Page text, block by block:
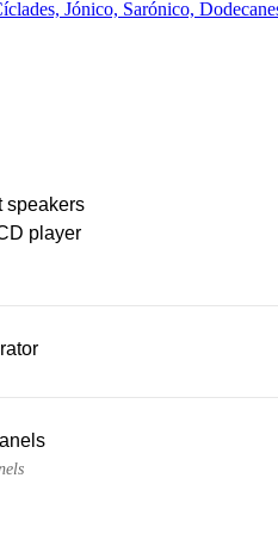
Jónico, Sarónico,
speakers
player